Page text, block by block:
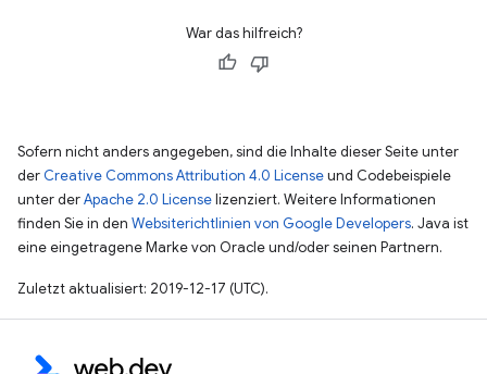
War das hilfreich?
Sofern nicht anders angegeben, sind die Inhalte dieser Seite unter
der Creative Commons Attribution 4.0 Licenseund Codebeispiele
unter derApache 2.0 Licenselizenziert. Weitere Informationen
finden Sie in den Websiterichtlinien von Google Developers. Java ist
eine eingetragene Marke von Oracle und/oder seinen Partnern.
Zuletzt aktualisiert: 2019-12-17 (UTC).